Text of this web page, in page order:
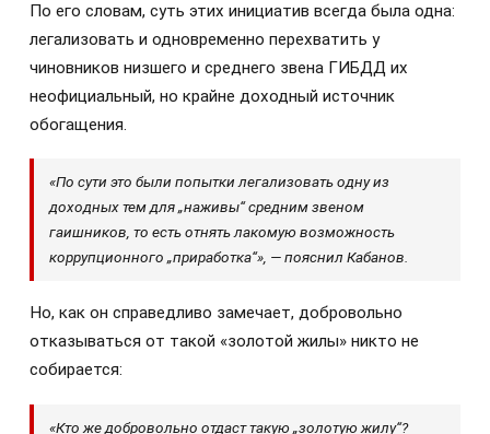
По его словам, суть этих инициатив всегда была одна:
легализовать и одновременно перехватить у
чиновников низшего и среднего звена ГИБДД их
неофициальный, но крайне доходный источник
обогащения.
«По сути это были попытки легализовать одну из
доходных тем для „наживы“ средним звеном
гаишников, то есть отнять лакомую возможность
коррупционного „приработка“», — пояснил Кабанов.
Но, как он справедливо замечает, добровольно
отказываться от такой «золотой жилы» никто не
собирается:
«Кто же добровольно отдаст такую „золотую жилу“?